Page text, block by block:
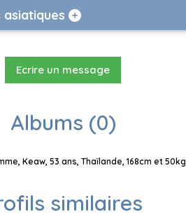
asiatiques
Ecrire un message
Albums (0)
Keaw, 53 ans, Thaïlande, 168cm et 50kg
similaires